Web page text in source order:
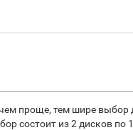
проще, тем шире
из 2 дисков по